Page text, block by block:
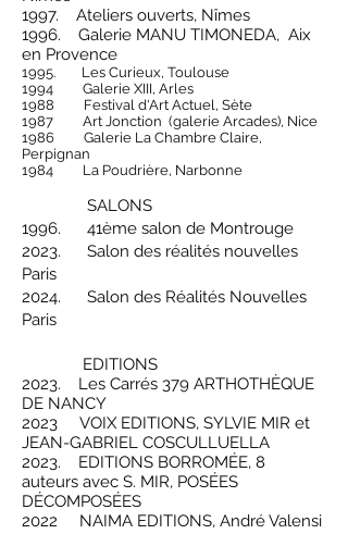
1997. Ateliers ouverts, Nîmes
1996. Galerie MANU TIMONEDA, Aix
en Provence
1995. Les Curieux, Toulouse
1994 Galerie XIII, Arles
1988 Festival d'Art Actuel, Sète
1987 Art Jonction (galerie Arcades), Nice
1986 Galerie La Chambre Claire,
Perpignan
1984 La Poudrière, Narbonne
​ SALONS
1996. 41ème salon de Montrouge
2023. Salon des réalités nouvelles
Paris
2024. Salon des Réalités Nouvelles
Paris
EDITIONS
2023. Les Carrés 379 ARTHOTHÈQUE
DE NANCY
2023 VOIX EDITIONS, SYLVIE MIR et
JEAN-GABRIEL COSCULLUELLA
2023. EDITIONS BORROMÉE, 8
auteurs avec S. MIR, POSÉES
DÉCOMPOSÉES
2022 NAIMA EDITIONS, André Valensi